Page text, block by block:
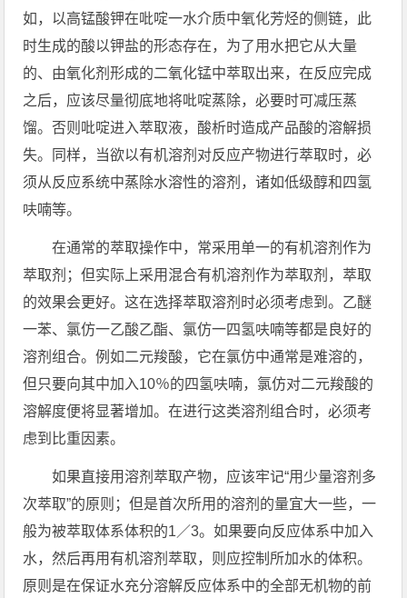
如，以高锰酸钾在吡啶一水介质中氧化芳烃的侧链，此
时生成的酸以钾盐的形态存在，为了用水把它从大量
的、由氧化剂形成的二氧化锰中萃取出来，在反应完成
之后，应该尽量彻底地将吡啶蒸除，必要时可减压蒸
馏。否则吡啶进入萃取液，酸析时造成产品酸的溶解损
失。同样，当欲以有机溶剂对反应产物进行萃取时，必
须从反应系统中蒸除水溶性的溶剂，诸如低级醇和四氢
呋喃等。
在通常的萃取操作中，常采用单一的有机溶剂作为
萃取剂；但实际上采用混合有机溶剂作为萃取剂，萃取
的效果会更好。这在选择萃取溶剂时必须考虑到。乙醚
一苯、氯仿一乙酸乙酯、氯仿一四氢呋喃等都是良好的
溶剂组合。例如二元羧酸，它在氯仿中通常是难溶的，
但只要向其中加入10％的四氢呋喃，氯仿对二元羧酸的
溶解度便将显著增加。在进行这类溶剂组合时，必须考
虑到比重因素。
如果直接用溶剂萃取产物，应该牢记“用少量溶剂多
次萃取”的原则；但是首次所用的溶剂的量宜大一些，一
般为被萃取体系体积的1／3。如果要向反应体系中加入
水，然后再用有机溶剂萃取，则应控制所加水的体积。
原则是在保证水充分溶解反应体系中的全部无机物的前